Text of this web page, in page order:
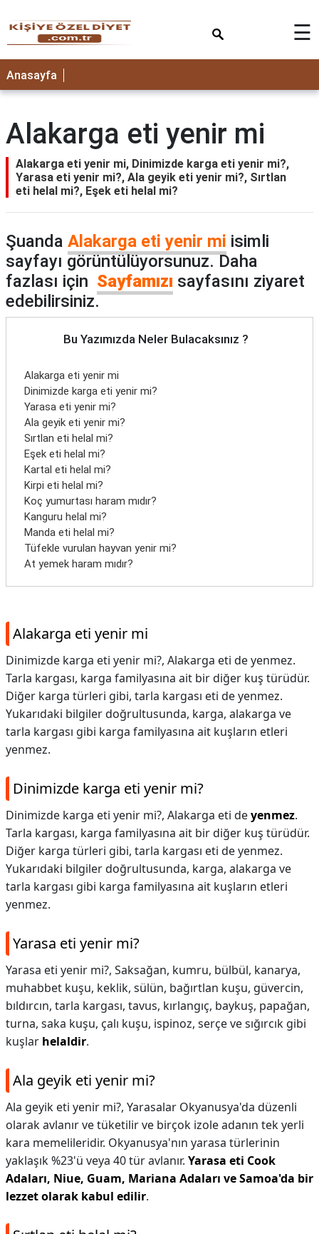
ANASAYFA
☰
Anasayfa
Alakarga eti yenir mi
Alakarga eti yenir mi, Dinimizde karga eti yenir mi?,
Yarasa eti yenir mi?, Ala geyik eti yenir mi?, Sırtlan
eti helal mi?, Eşek eti helal mi?
Şuanda Alakarga eti yenir mi isimli
sayfayı görüntülüyorsunuz. Daha
fazlası için Sayfamızı sayfasını ziyaret
edebilirsiniz.
Bu Yazımızda Neler Bulacaksınız ?
Alakarga eti yenir mi
Dinimizde karga eti yenir mi?
Yarasa eti yenir mi?
Ala geyik eti yenir mi?
Sırtlan eti helal mi?
Eşek eti helal mi?
Kartal eti helal mi?
Kirpi eti helal mi?
Koç yumurtası haram mıdır?
Kanguru helal mi?
Manda eti helal mi?
Tüfekle vurulan hayvan yenir mi?
At yemek haram mıdır?
Alakarga eti yenir mi
Dinimizde karga eti yenir mi?, Alakarga eti de yenmez.
Tarla kargası, karga familyasına ait bir diğer kuş türüdür.
Diğer karga türleri gibi, tarla kargası eti de yenmez.
Yukarıdaki bilgiler doğrultusunda, karga, alakarga ve
tarla kargası gibi karga familyasına ait kuşların etleri
yenmez.
Dinimizde karga eti yenir mi?
Dinimizde karga eti yenir mi?, Alakarga eti deyenmez.
Tarla kargası, karga familyasına ait bir diğer kuş türüdür.
Diğer karga türleri gibi, tarla kargası eti de yenmez.
Yukarıdaki bilgiler doğrultusunda, karga, alakarga ve
tarla kargası gibi karga familyasına ait kuşların etleri
yenmez.
Yarasa eti yenir mi?
Yarasa eti yenir mi?, Saksağan, kumru, bülbül, kanarya,
muhabbet kuşu, keklik, sülün, bağırtlan kuşu, güvercin,
bıldırcın, tarla kargası, tavus, kırlangıç, baykuş, papağan,
turna, saka kuşu, çalı kuşu, ispinoz, serçe ve sığırcık gibi
kuşlar helaldir.
Ala geyik eti yenir mi?
Ala geyik eti yenir mi?, Yarasalar Okyanusya'da düzenli
olarak avlanır ve tüketilir ve birçok izole adanın tek yerli
kara memelileridir. Okyanusya'nın yarasa türlerinin
yaklaşık %23'ü veya 40 tür avlanır. Yarasa eti Cook
Adaları, Niue, Guam, Mariana Adaları ve Samoa'da bir
lezzet olarak kabul edilir.